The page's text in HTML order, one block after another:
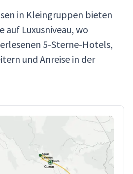
in Kleingruppen bieten
auf Luxusniveau, wo
5-Sterne-Hotels,
und Anreise in der